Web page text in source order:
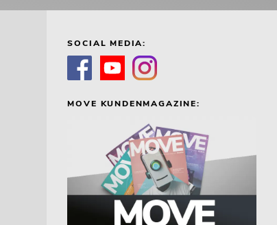
SOCIAL MEDIA:
MOVE KUNDENMAGAZINE: